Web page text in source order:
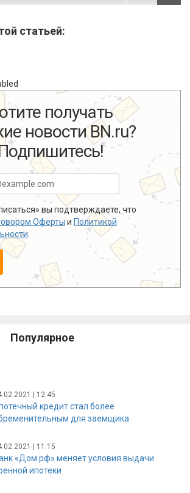
статьей:
получать
новости BN.ru?
вы подтверждаете, что
Оферты и Политикой
Популярное
| 12:45
кредит стал более
для заемщика
| 11:15
«Дом.рф» меняет условия выдачи
ипотеки